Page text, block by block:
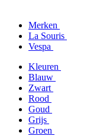
Merken
La Souris
Vespa
Kleuren
Blauw
Zwart
Rood
Goud
Grijs
Groen